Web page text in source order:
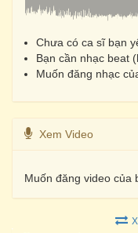
Chưa có ca sĩ bạn
Bạn cần nhạc beat
Muốn đăng nhạc
Xem Video
Muốn đăng video của